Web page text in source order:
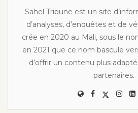
Sahel Tribune est un site
d’analyses, d’enquêtes et de
crée en 2020 au Mali, sous le
en 2021 que ce nom bascule
d’offrir un contenu plus
partenaires.